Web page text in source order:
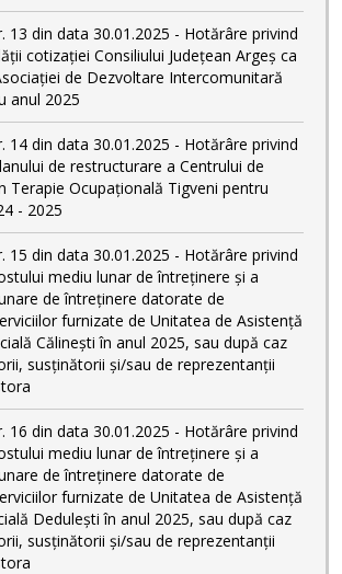
13 din data 30.01.2025 - Hotărâre privind
cotizației Consiliului Județean Argeș ca
de Dezvoltare Intercomunitară
anul 2025
14 din data 30.01.2025 - Hotărâre privind
de restructurare a Centrului de
Terapie Ocupațională Tigveni pentru
- 2025
15 din data 30.01.2025 - Hotărâre privind
mediu lunar de întreținere și a
de întreținere datorate de
furnizate de Unitatea de Asistență
Călineşti în anul 2025, sau după caz
susținătorii și/sau de reprezentanții
16 din data 30.01.2025 - Hotărâre privind
mediu lunar de întreținere și a
de întreținere datorate de
furnizate de Unitatea de Asistență
Dedulești în anul 2025, sau după caz
susținătorii și/sau de reprezentanții